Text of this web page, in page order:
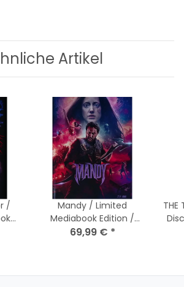
Artikel
/
Mandy / Limited
Mediabook Edition /
Cover B / 3 Discs / Blu-
69,99 € *
THE